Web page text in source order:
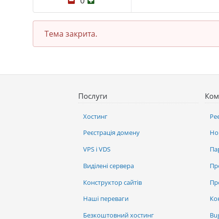
Тема закрита.
Послуги
Хостинг
Реєстрація домену
VPS і VDS
Виділені сервера
Конструктор сайтів
Наші переваги
Безкоштовний хостинг